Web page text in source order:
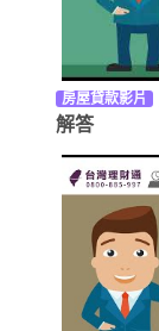
房屋貸款影片
解答